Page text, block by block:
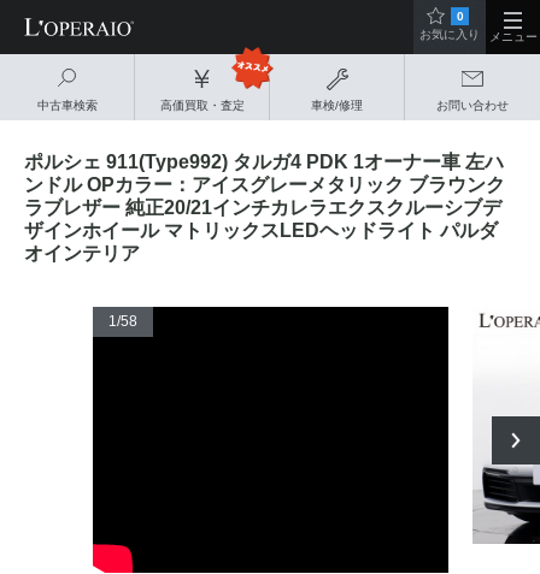
中古車検索 高価買取・査定 車検/修理 お問い合わせ
0
お気に入り
メニュー
ポルシェ 911(Type992) タルガ4 PDK 1オーナー車 左ハ
ンドル OPカラー：アイスグレーメタリック ブラウンク
ラブレザー 純正20/21インチカレラエクスクルーシブデ
ザインホイール マトリックスLEDヘッドライト パルダ
オインテリア
1/58